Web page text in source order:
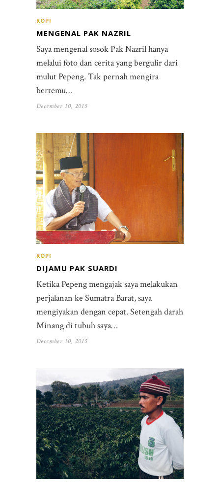
KOPI
MENGENAL PAK NAZRIL
Saya mengenal sosok Pak Nazril hanya
melalui foto dan cerita yang bergulir dari
mulut Pepeng. Tak pernah mengira
bertemu…
December 10, 2015
KOPI
DIJAMU PAK SUARDI
Ketika Pepeng mengajak saya melakukan
perjalanan ke Sumatra Barat, saya
mengiyakan dengan cepat. Setengah darah
Minang di tubuh saya…
December 10, 2015